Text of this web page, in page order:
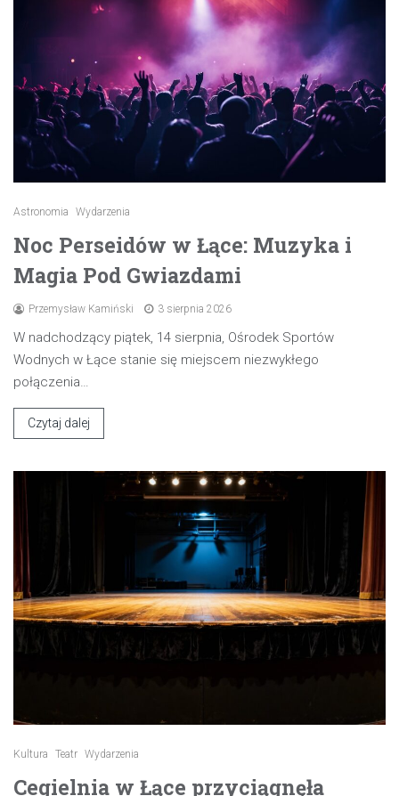
Astronomia Wydarzenia
Noc Perseidów w Łące: Muzyka i
Magia Pod Gwiazdami
Przemysław Kamiński 3 sierpnia 2026
W nadchodzący piątek, 14 sierpnia, Ośrodek Sportów
Wodnych w Łące stanie się miejscem niezwykłego
połączenia…
Czytaj dalej
Kultura Teatr Wydarzenia
Cegielnia w Łące przyciągnęła